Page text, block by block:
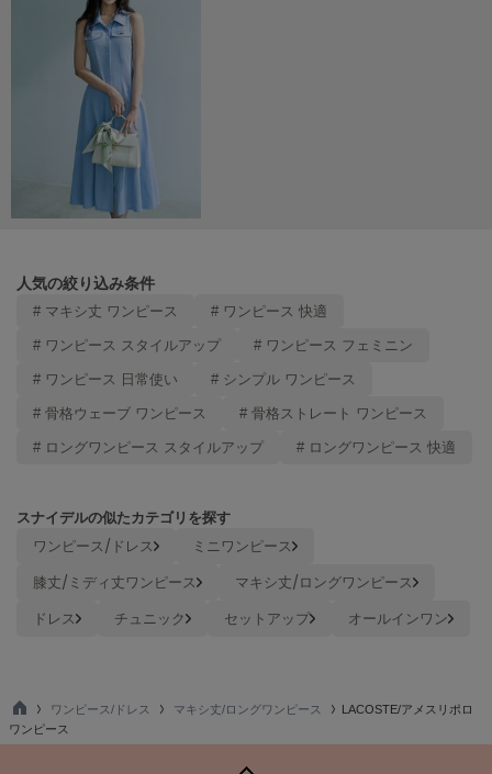
On
オン
Onitsuka Tiger
ORGUE
PATRICK
パトリック
poláura
ポローラ
人気の絞り込み条件
# マキシ丈 ワンピース # ワンピース 快適
# ワンピース スタイルアップ # ワンピース フェミニン
# ワンピース 日常使い # シンプル ワンピース
# 骨格ウェーブ ワンピース # 骨格ストレート ワンピース
# ロングワンピース スタイルアップ # ロングワンピース 快適
スナイデルの似たカテゴリを探す
ワンピース/ドレス
ミニワンピース
膝丈/ミディ丈ワンピース
マキシ丈/ロングワンピース
ドレス
チュニック セットアップ オールインワン
TO
P
ワンピース/ドレス マキシ丈/ロングワンピース
LACOSTE/アメスリポロ
ワンピース